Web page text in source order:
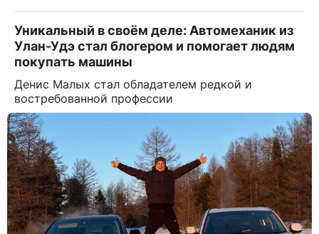
Уникальный в своём деле: Автомеханик из
Улан-Удэ стал блогером и помогает людям
покупать машины
Денис Малых стал обладателем редкой и
востребованной профессии